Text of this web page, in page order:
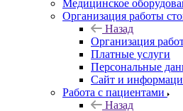
Медицинское
Организация работы
Назад
Организация
Платные услуги
Персональные
Сайт и
Работа с пациентами
Назад